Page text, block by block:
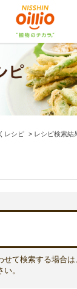
レシピ レシピ検索結
せて検索する場合
。